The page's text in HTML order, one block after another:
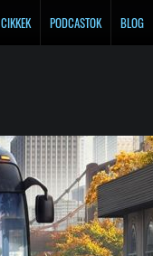
CIKKEK PODCASTOK BLOG